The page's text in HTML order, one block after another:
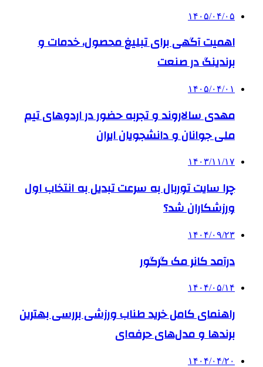
۱۴۰۵/۰۴/۰۵
اهمیت آگهی برای تبلیغ محصول، خدمات و
برندینگ در صنعت
۱۴۰۵/۰۴/۰۱
مهدی سالاروند و تجربه حضور در اردوهای تیم
ملی جوانان و دانشجویان ایران
۱۴۰۳/۱۱/۱۷
چرا سایت توربال به ‌سرعت تبدیل به انتخاب اول
ورزشکاران شد؟
۱۴۰۴/۰۹/۲۳
درآمد کانر مک گرگور
۱۴۰۴/۰۵/۱۴
راهنمای کامل خرید طناب ورزشی بررسی بهترین
برندها و مدل‌های حرفه‌ای
۱۴۰۴/۰۴/۲۰